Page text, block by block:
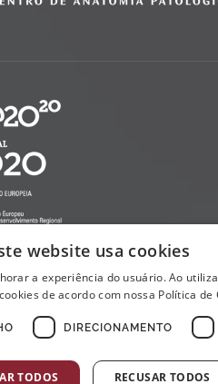
website usa cookies
a experiência do usuário. Ao
de acordo com nossa Política de
DIRECIONAMENTO
TODOS RECUSAR TODOS